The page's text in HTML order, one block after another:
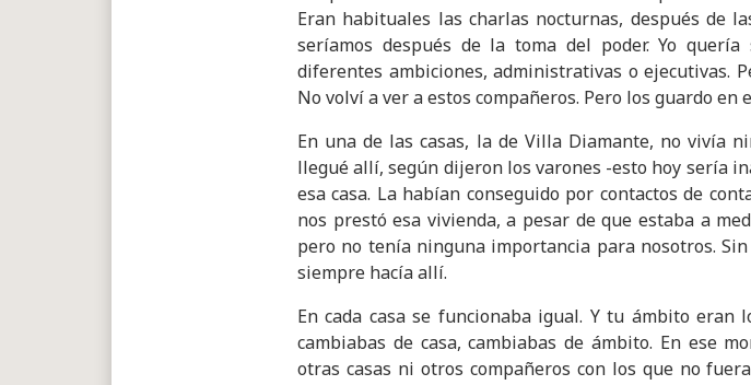
Eran habituales las charlas nocturnas, después de
seríamos después de la toma del poder. Yo
diferentes ambiciones, administrativas o ejecutivas.
No volví a ver a estos compañeros. Pero los guardo en
En una de las casas, la de Villa Diamante, no vivía
llegué allí, según dijeron los varones -esto hoy sería
esa casa. La habían conseguido por contactos de
nos prestó esa vivienda, a pesar de que estaba a
pero no tenía ninguna importancia para nosotros.
siempre hacía allí.
En cada casa se funcionaba igual. Y tu ámbito eran
cambiabas de casa, cambiabas de ámbito. En ese
otras casas ni otros compañeros con los que no